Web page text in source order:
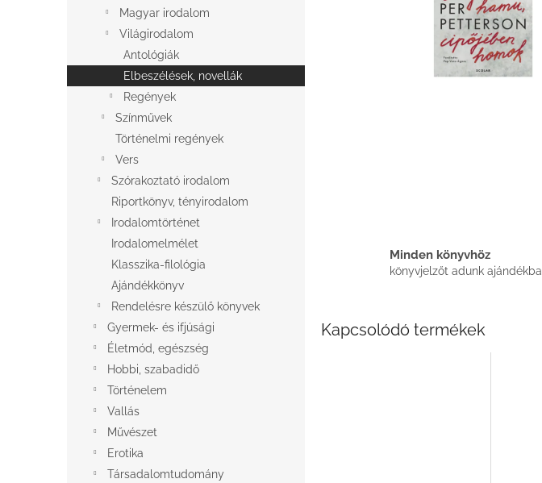
Magyar irodalom
Világirodalom
Antológiák
Elbeszélések, novellák
Regények
Színművek
Történelmi regények
Vers
Szórakoztató irodalom
Riportkönyv, tényirodalom
Irodalomtörténet
Irodalomelmélet
Klasszika-filológia
Ajándékkönyv
Rendelésre készülő könyvek
Gyermek- és ifjúsági
Életmód, egészség
Hobbi, szabadidő
Történelem
Vallás
Művészet
Erotika
Társadalomtudomány
Minden könyvhöz
könyvjelzőt adunk ajándékba
Kapcsolódó termékek